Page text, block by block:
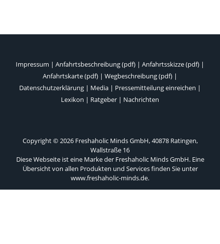
Impressum | Anfahrtsbeschreibung (pdf) | Anfahrtsskizze (pdf) |
Anfahrtskarte (pdf) | Wegbeschreibung (pdf) |
Datenschutzerklärung | Media | Pressemitteilung einreichen |
Lexikon | Ratgeber | Nachrichten
Copyright © 2026 Freshaholic Minds GmbH, 40878 Ratingen,
Wallstraße 16
Diese Webseite ist eine Marke der Freshaholic Minds GmbH. Eine
Übersicht von allen Produkten und Services finden Sie unter
www.freshaholic-minds.de.